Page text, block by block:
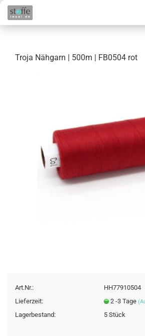
Troja Nähgarn | 500m | FB0504 rot
Art.Nr.:
HH77910504
Lieferzeit:
2 -3 Tage
Lagerbestand: 5 Stück